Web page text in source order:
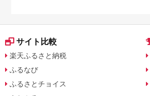
サイト比較
楽天ふるさと納税
ふるなび
ふるさとチョイス